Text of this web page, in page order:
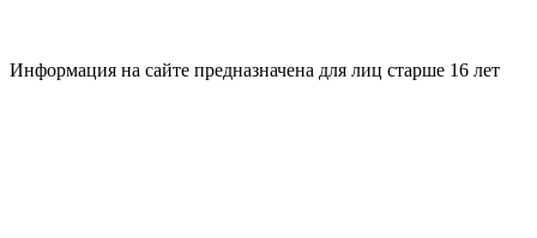
Информация на сайте предназначена для лиц старше 16 лет